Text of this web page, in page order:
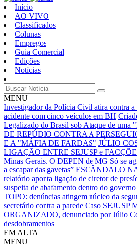
Início
AO VIVO
Classificados
Colunas
Empregos
Guia Comercial
Edições
Notícias
MENU
Investigador da Polícia Civil atira contra a
acidente com cinco veículos em BH
Legalizado do Brasil sob Ataque de uma
DE REPÚDIO CONTRA A
E A "MÁFIA DE FARDAS" JÚLIO
LIGAÇÃO ENTRE SEJUSP e
Minas Gerais. O DEPEN de MG Só se
a escapar das gavetas” ESCÂNDALO
relatório aponta ligação de diretor de
suspeita de abafamento dentro do
TOPO: denúncias atingem núcleo da
secretário contra a parede Caso SEJUSP
ORGANIZADO, denunciado por Júlio
desdobramentos
EM ALTA
MENU